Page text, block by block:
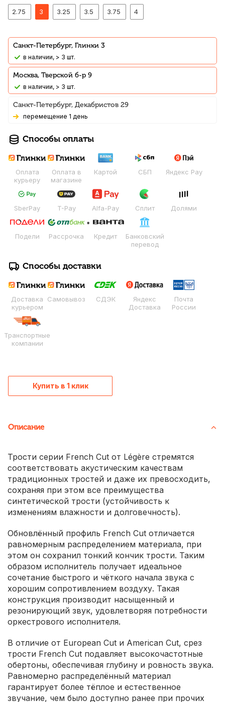
2.75
3 3.25 3.5 3.75 4
Санкт-Петербург, Глинки 3
В наличии, > 3 шт.
Москва, Тверской б-р 9
В наличии, > 3 шт.
Санкт-Петербург, Декабристов 29
Перемещение 1 день
Способы оплаты
Оплата
курьеру
Оплата в
магазине
Картой СБП Яндекс Pay
SberPay T-Pay Alfa-Pay Сплит Долями
Подели Рассрочка Кредит
Банковский
перевод
Способы доставки
Доставка
курьером
Самовывоз СДЭК
Яндекс
Доставка
Почта
России
Транспортные
компании
Купить в 1 клик
Описание
Трости серии French Cut от Légère стремятся
соответствовать акустическим качествам
традиционных тростей и даже их превосходить,
сохраняя при этом все преимущества
синтетической трости (устойчивость к
изменениям влажности и долговечность).
Обновлённый профиль French Cut отличается
равномерным распределением материала, при
этом он сохранил тонкий кончик трости. Таким
образом исполнитель получает идеальное
сочетание быстрого и чёткого начала звука с
хорошим сопротивлением воздуху. Такая
конструкция производит насыщенный и
резонирующий звук, удовлетворяя потребности
оркестрового исполнителя.
В отличие от European Cut и American Cut, срез
трости French Cut подавляет высокочастотные
обертоны, обеспечивая глубину и ровность звука.
Равномерно распределённый материал
гарантирует более тёплое и естественное
звучание, чем было доступно ранее при прочих